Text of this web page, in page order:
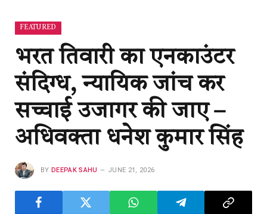
FEATURED
भरत तिवारी का एनकाउंटर
संदिग्ध, न्यायिक जांच कर
सच्चाई उजागर की जाए –
अधिवक्ता धनेश कुमार सिंह
BY DEEPAK SAHU JUNE 21, 2026